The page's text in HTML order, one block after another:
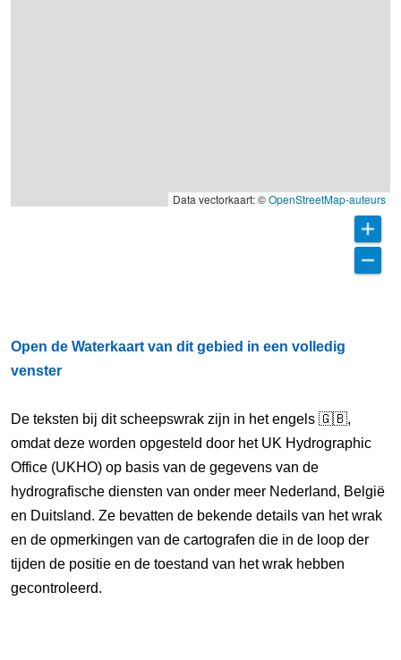
Data vectorkaart: ©OpenStreetMap-auteurs
Open de Waterkaart van dit gebied in een volledig
venster
De teksten bij dit scheepswrak zijn in het engels 🇬🇧,
omdat deze worden opgesteld door het UK Hydrographic
Office (UKHO) op basis van de gegevens van de
hydrografische diensten van onder meer Nederland, België
en Duitsland. Ze bevatten de bekende details van het wrak
en de opmerkingen van de cartografen die in de loop der
tijden de positie en de toestand van het wrak hebben
gecontroleerd.